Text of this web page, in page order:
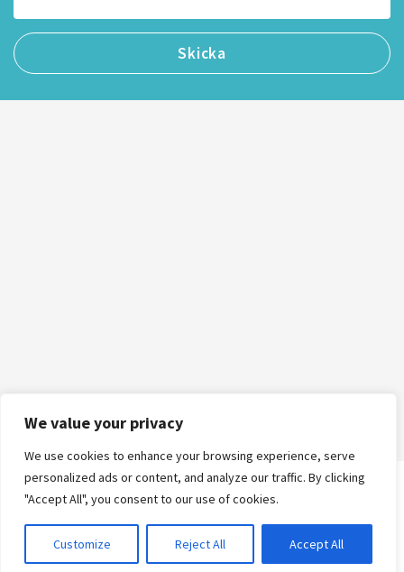
We value your privacy
We use cookies to enhance your browsing experience, serve
personalized ads or content, and analyze our traffic. By clicking
"Accept All", you consent to our use of cookies.
Customize Reject All Accept All